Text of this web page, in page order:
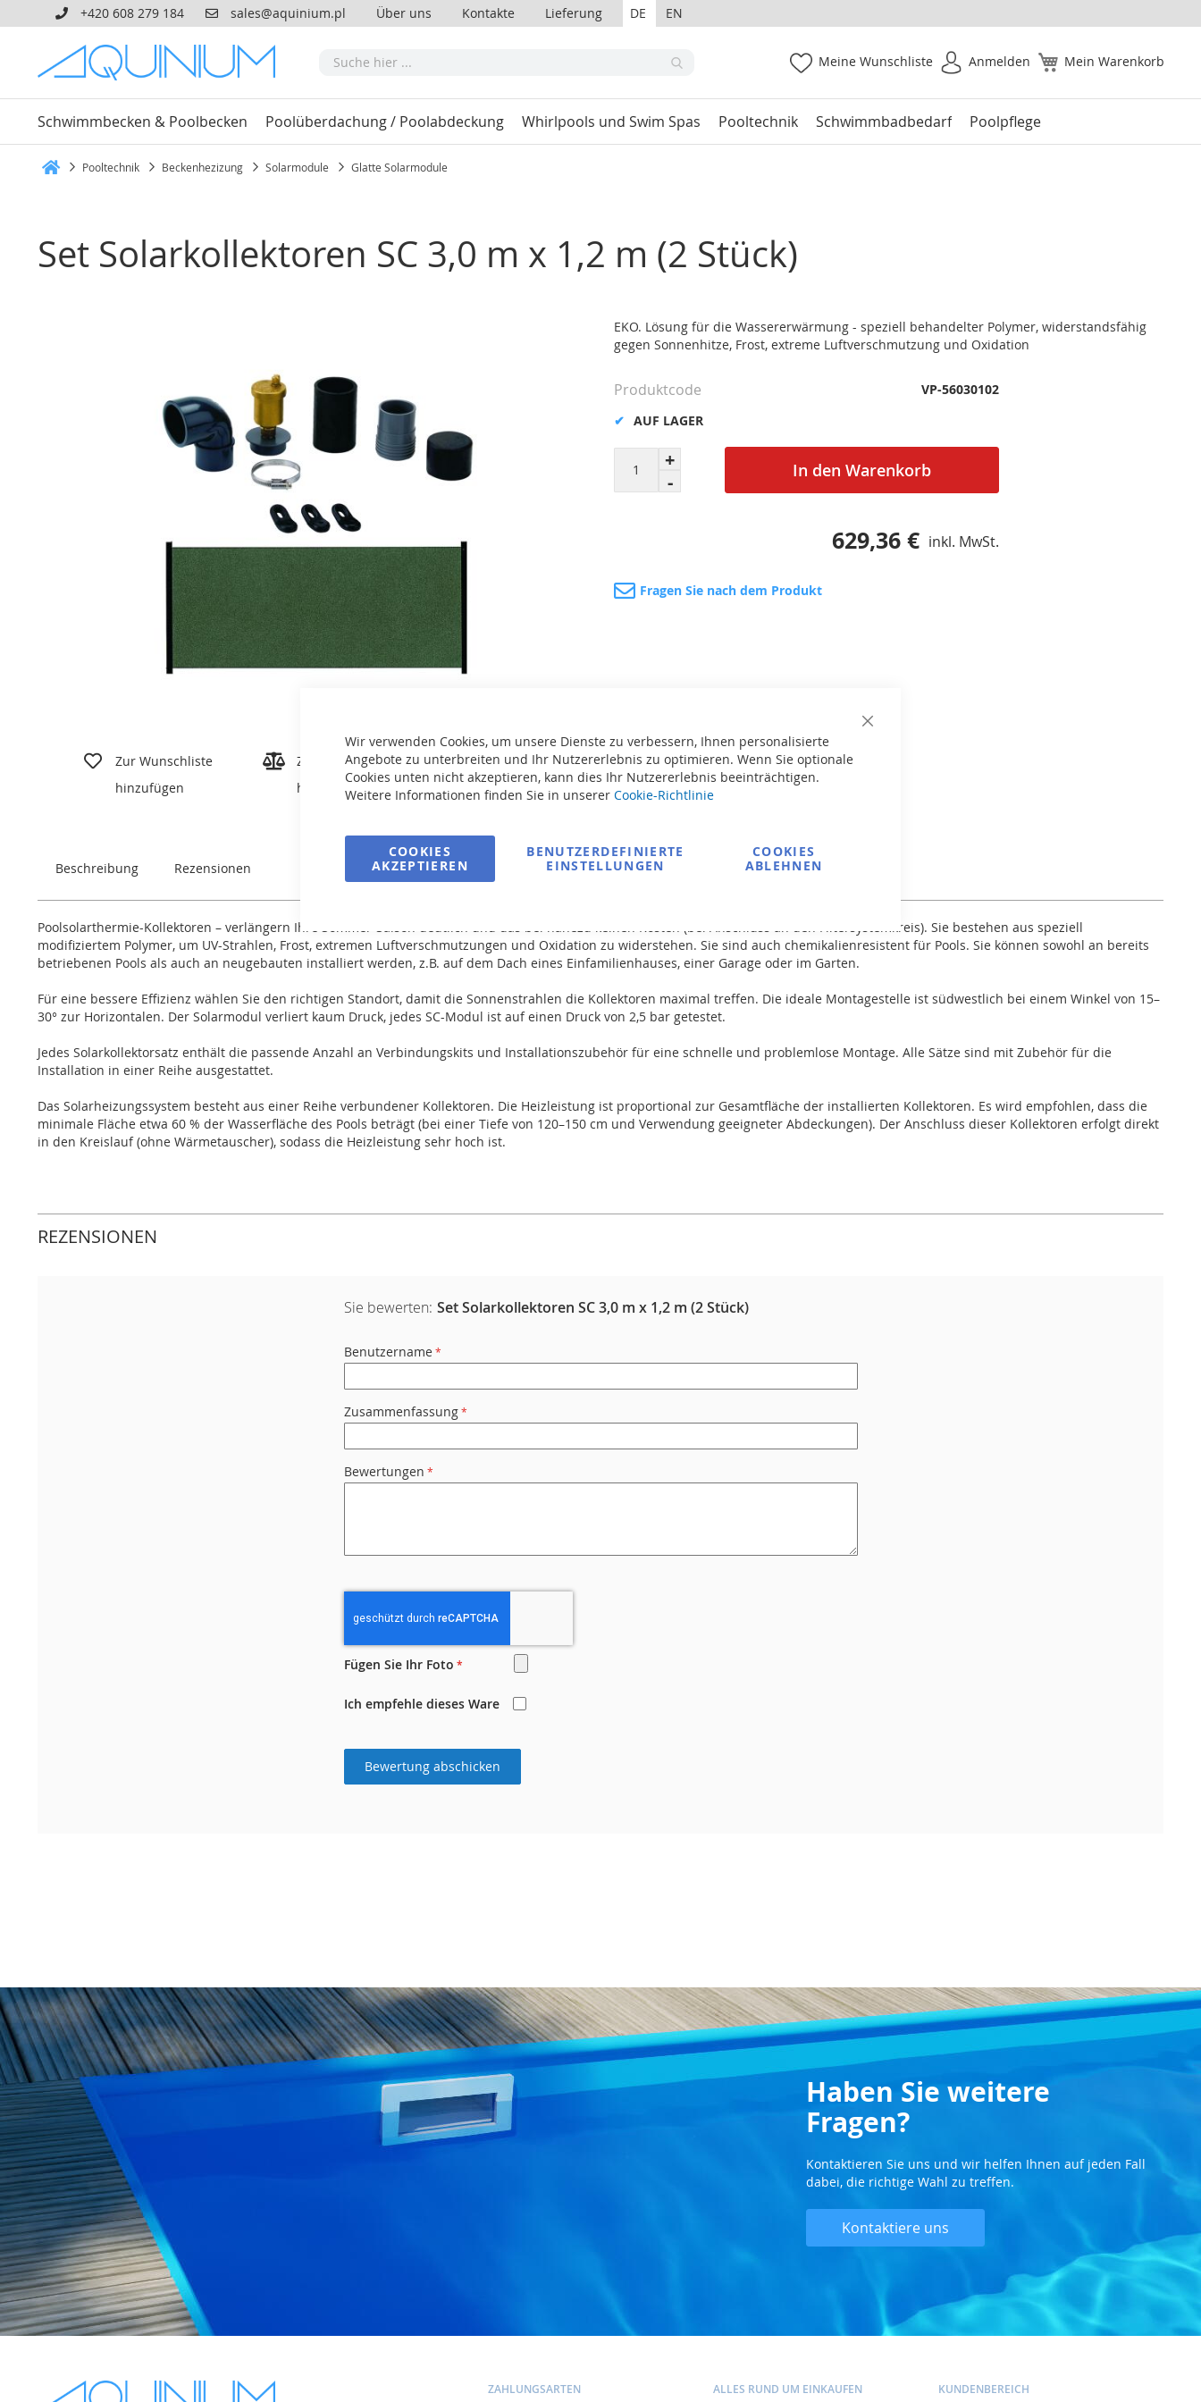
Close
Wir verwenden Cookies, um unsere Dienste zu verbessern, Ihnen personalisierte
Angebote zu unterbreiten und Ihr Nutzererlebnis zu optimieren. Wenn Sie optionale
Cookies unten nicht akzeptieren, kann dies Ihr Nutzererlebnis beeinträchtigen.
Weitere Informationen finden Sie in unserer Cookie-Richtlinie
COOKIES
AKZEPTIEREN
BENUTZERDEFINIERTE
EINSTELLUNGEN
COOKIES
ABLEHNEN
+420 608 279 184 sales@aquinium.pl Über uns Kontakte Lieferung DE EN
Mein Warenkorb
Meine Wunschliste Anmelden
Schwimmbecken & Poolbecken Poolüberdachung / Poolabdeckung Whirlpools und Swim Spas Pooltechnik Schwimmbadbedarf Poolpflege
Pooltechnik Beckenhezizung Solarmodule Glatte Solarmodule
Set Solarkollektoren SC 3,0 m x 1,2 m (2 Stück)
Zur Wunschliste
hinzufügen
Zur Vergleichsliste
hinzufügen
Drucken
EKO. Lösung für die Wassererwärmung - speziell behandelter Polymer, widerstandsfähig
gegen Sonnenhitze, Frost, extreme Luftverschmutzung und Oxidation
In den Warenkorb
629,36 € inkl. MwSt.
AUF LAGER
Produktcode VP-56030102
Fragen Sie nach dem Produkt
Beschreibung Rezensionen
Poolsolarthermie-Kollektoren – verlängern Ihre Sommer-Saison deutlich und das bei nahezu keinen Kosten (bei Anschluss an den Filtersystemkreis). Sie bestehen aus speziell
modifiziertem Polymer, um UV-Strahlen, Frost, extremen Luftverschmutzungen und Oxidation zu widerstehen. Sie sind auch chemikalienresistent für Pools. Sie können sowohl an bereits
betriebenen Pools als auch an neugebauten installiert werden, z.B. auf dem Dach eines Einfamilienhauses, einer Garage oder im Garten.
Für eine bessere Effizienz wählen Sie den richtigen Standort, damit die Sonnenstrahlen die Kollektoren maximal treffen. Die ideale Montagestelle ist südwestlich bei einem Winkel von 15–
30° zur Horizontalen. Der Solarmodul verliert kaum Druck, jedes SC-Modul ist auf einen Druck von 2,5 bar getestet.
Jedes Solarkollektorsatz enthält die passende Anzahl an Verbindungskits und Installationszubehör für eine schnelle und problemlose Montage. Alle Sätze sind mit Zubehör für die
Installation in einer Reihe ausgestattet.
Das Solarheizungssystem besteht aus einer Reihe verbundener Kollektoren. Die Heizleistung ist proportional zur Gesamtfläche der installierten Kollektoren. Es wird empfohlen, dass die
minimale Fläche etwa 60 % der Wasserfläche des Pools beträgt (bei einer Tiefe von 120–150 cm und Verwendung geeigneter Abdeckungen). Der Anschluss dieser Kollektoren erfolgt direkt
in den Kreislauf (ohne Wärmetauscher), sodass die Heizleistung sehr hoch ist.
REZENSIONEN
Sie bewerten: Set Solarkollektoren SC 3,0 m x 1,2 m (2 Stück)
Benutzername
Zusammenfassung
Bewertungen
Fügen Sie Ihr Foto
Ich empfehle dieses Ware
Bewertung abschicken
Haben Sie weitere
Fragen?
Kontaktieren Sie uns und wir helfen Ihnen auf jeden Fall
dabei, die richtige Wahl zu treffen.
Kontaktiere uns
ZAHLUNGSARTEN ALLES RUND UM EINKAUFEN KUNDENBEREICH